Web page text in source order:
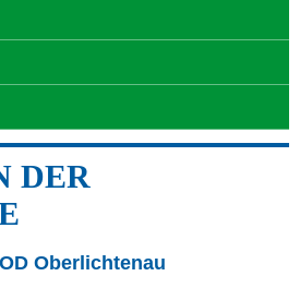
DER
Oberlichtenau